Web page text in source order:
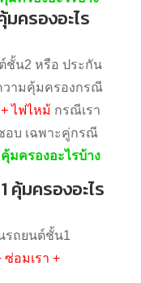
ครองอะไร
ชั้น2 หรือ ประกัน
:ซ่อมเขา + ไม่
าเป็นฝ่ายผิด
กรณีเท่านั้น อ่าน
รบ้าง
คุ้มครองอะไร
รถยนต์ชั้น1
ซ่อมเรา +